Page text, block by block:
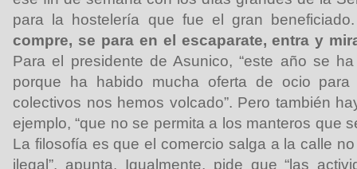
para la hostelería que fue el gran
compre, se para en el escaparate, entra y
Para el presidente de Asunico, “este año se
porque ha habido mucha oferta de ocio
colectivos nos hemos volcado”. Pero también
ejemplo, “que no se permita a los manteros que
La filosofía es que el comercio salga a la calle
ilegal”, apunta. Igualmente, pide que “las